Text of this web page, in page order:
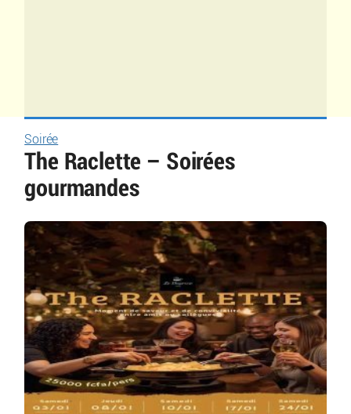
Soirée
The Raclette – Soirées
gourmandes